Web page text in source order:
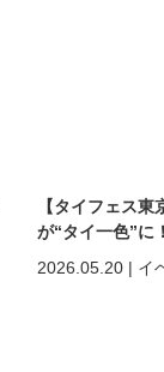
【タイフェス
が“タイ一色”に
2026.05.20 | イ